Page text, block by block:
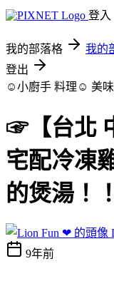
登入
我的部落格 我的
登出
☺小廚手 料理☺ 美
☞【台北
宅配冷凍
的煲湯！！
9年前